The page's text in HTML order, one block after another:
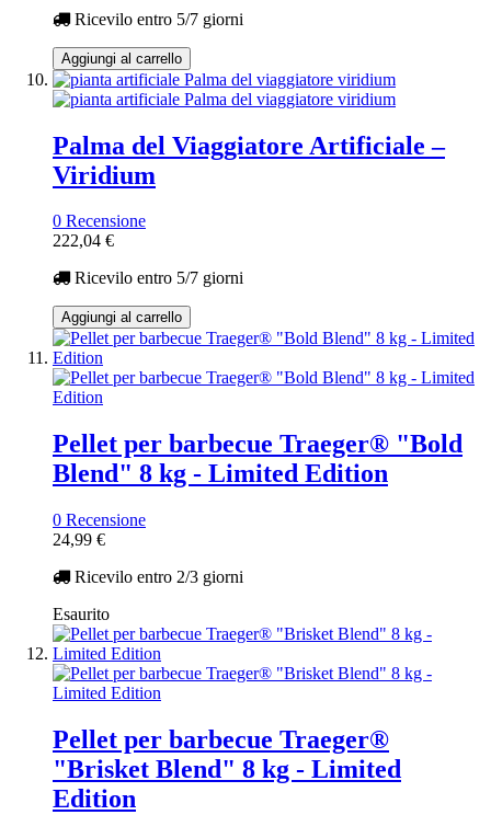
Ricevilo entro 5/7 giorni
Aggiungi al carrello
Palma del Viaggiatore Artificiale –
Viridium
0 Recensione
222,04 €
Ricevilo entro 5/7 giorni
Aggiungi al carrello
Pellet per barbecue Traeger® "Bold
Blend" 8 kg - Limited Edition
0 Recensione
24,99 €
Ricevilo entro 2/3 giorni
Esaurito
Pellet per barbecue Traeger®
"Brisket Blend" 8 kg - Limited
Edition